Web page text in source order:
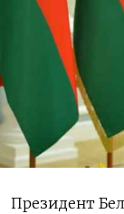
Президент